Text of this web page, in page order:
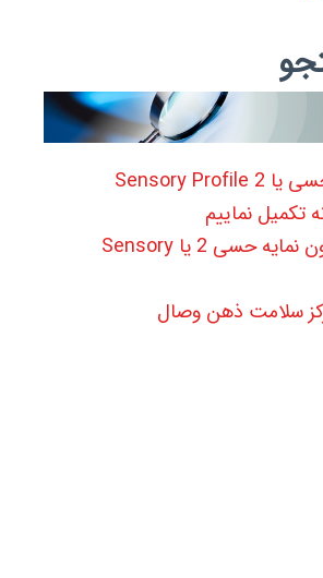
فرم نمایه حسی یا 2 Sensory Profile
نماییم
آموزش آزمون نمایه حسی 2 یا Sensory
سلامت ذهن وصال